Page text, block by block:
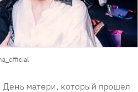
матери, который прошел